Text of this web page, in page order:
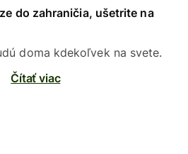
do zahraničia, ušetrite na
doma kdekoľvek na svete.
Čítať viac